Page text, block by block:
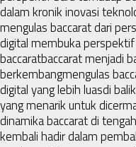
dalam kronik inovasi
mengulas baccarat dari
digital membuka
baccaratbaccarat menjadi
berkembangmengulas
digital yang lebih luasdi
yang menarik untuk
dinamika baccarat di
kembali hadir dalam